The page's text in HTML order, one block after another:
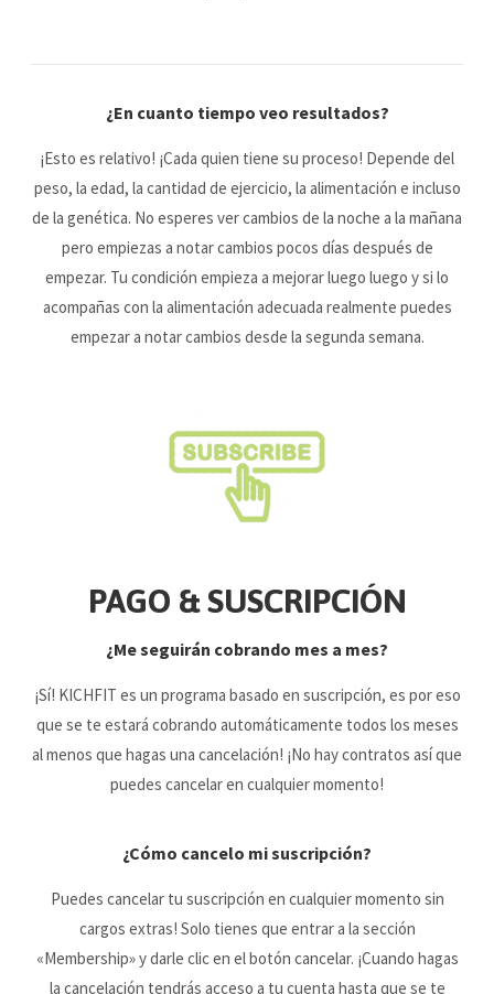
¿En cuanto tiempo veo resultados?
¡Esto es relativo! ¡Cada quien tiene su proceso! Depende del
peso, la edad, la cantidad de ejercicio, la alimentación e incluso
de la genética. No esperes ver cambios de la noche a la mañana
pero empiezas a notar cambios pocos días después de
empezar. Tu condición empieza a mejorar luego luego y si lo
acompañas con la alimentación adecuada realmente puedes
empezar a notar cambios desde la segunda semana.
PAGO & SUSCRIPCIÓN
¿Me seguirán cobrando mes a mes?
¡Sí! KICHFIT es un programa basado en suscripción, es por eso
que se te estará cobrando automáticamente todos los meses
al menos que hagas una cancelación! ¡No hay contratos así que
puedes cancelar en cualquier momento!
¿Cómo cancelo mi suscripción?
Puedes cancelar tu suscripción en cualquier momento sin
cargos extras! Solo tienes que entrar a la sección
«Membership» y darle clic en el botón cancelar. ¡Cuando hagas
la cancelación tendrás acceso a tu cuenta hasta que se te